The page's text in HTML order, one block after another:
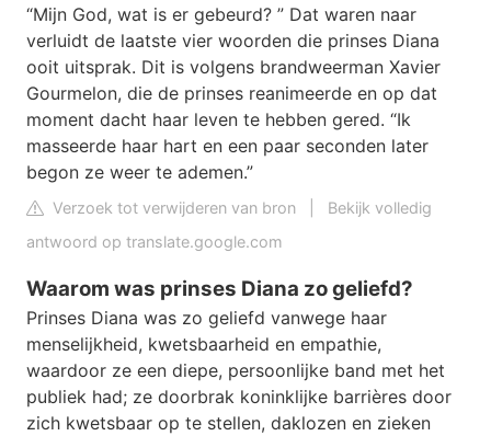
“Mijn God, wat is er gebeurd? ” Dat waren naar
verluidt de laatste vier woorden die prinses Diana
ooit uitsprak. Dit is volgens brandweerman Xavier
Gourmelon, die de prinses reanimeerde en op dat
moment dacht haar leven te hebben gered. “Ik
masseerde haar hart en een paar seconden later
begon ze weer te ademen.”
Verzoek tot verwijderen van bron
Bekijk volledig
antwoord op translate.google.com
Waarom was prinses Diana zo geliefd?
Prinses Diana was zo geliefd vanwege haar
menselijkheid, kwetsbaarheid en empathie,
waardoor ze een diepe, persoonlijke band met het
publiek had; ze doorbrak koninklijke barrières door
zich kwetsbaar op te stellen, daklozen en zieken